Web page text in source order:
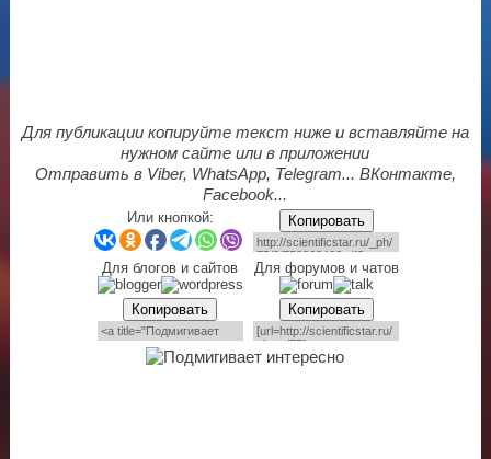
Для публикации копируйте текст ниже и вставляйте на
нужном сайте или в приложении
Отправить в Viber, WhatsApp, Telegram... ВКонтакте,
Facebook...
Или кнопкой: Копировать
Для блогов и сайтов Для форумов и чатов
Копировать Копировать